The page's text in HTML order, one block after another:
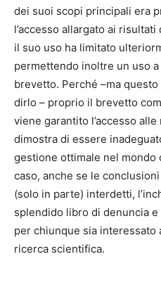
dei suoi scopi principali era
l’accesso allargato ai
il suo uso ha limitato
permettendo inoltre un uso
brevetto. Perché –ma
dirlo – proprio il brevetto
viene garantito l’accesso
dimostra di essere
gestione ottimale nel mondo
caso, anche se le
(solo in parte) interdetti,
splendido libro di denuncia
per chiunque sia interessato
ricerca scientifica.